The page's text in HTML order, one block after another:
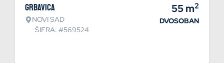
Grbavica
NOVI SAD
ŠIFRA: #569524
55m2
DVOSOBAN